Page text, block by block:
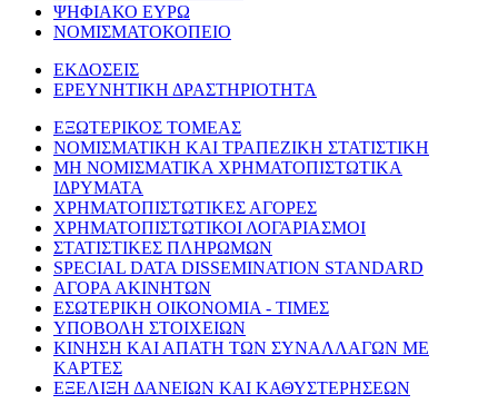
ΨΗΦΙΑΚΟ ΕΥΡΩ
ΝΟΜΙΣΜΑΤΟΚΟΠΕΙΟ
ΕΚΔΟΣΕΙΣ
ΕΡΕΥΝΗΤΙΚΗ ΔΡΑΣΤΗΡΙΟΤΗΤΑ
ΕΞΩΤΕΡΙΚΟΣ ΤΟΜΕΑΣ
ΝΟΜΙΣΜΑΤΙΚΗ ΚΑΙ ΤΡΑΠΕΖΙΚΗ ΣΤΑΤΙΣΤΙΚΗ
ΜΗ ΝΟΜΙΣΜΑΤΙΚΑ ΧΡΗΜΑΤΟΠΙΣΤΩΤΙΚΑ
ΙΔΡΥΜΑΤΑ
ΧΡΗΜΑΤΟΠΙΣΤΩΤΙΚΕΣ ΑΓΟΡΕΣ
ΧΡΗΜΑΤΟΠΙΣΤΩΤΙΚΟΙ ΛΟΓΑΡΙΑΣΜΟΙ
ΣΤΑΤΙΣΤΙΚΕΣ ΠΛΗΡΩΜΩΝ
SPECIAL DATA DISSEMINATION STANDARD
ΑΓΟΡΑ ΑΚΙΝΗΤΩΝ
ΕΣΩΤΕΡΙΚΗ ΟΙΚΟΝΟΜΙΑ - ΤΙΜΕΣ
ΥΠΟΒΟΛΗ ΣΤΟΙΧΕΙΩΝ
ΚΙΝΗΣΗ ΚΑΙ ΑΠΑΤΗ ΤΩΝ ΣΥΝΑΛΛΑΓΩΝ ΜΕ
ΚΑΡΤΕΣ
ΕΞΕΛΙΞΗ ΔΑΝΕΙΩΝ ΚΑΙ ΚΑΘΥΣΤΕΡΗΣΕΩΝ